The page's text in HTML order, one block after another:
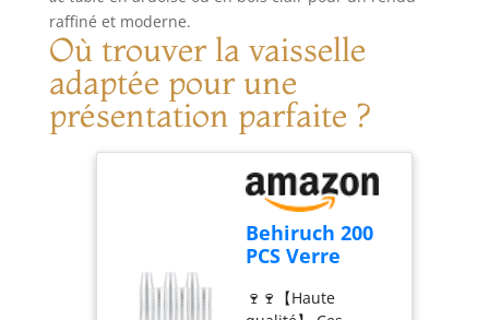
empilé plusieurs
le stockage et
économise de
l'espace.
【Conception de la
transparente et a
une conception
unique de bouche
inclinée. Tiramisu
présenter de
densité, ces
offrent une bonne
résistance au
poids, aux sauces,
au gras et à
charcuterie,
verrines, amuse-
bouches, petits
fours, pâtisseries,
plateau apéritif
raffiné et moderne.
Où trouver la vaisselle
adaptée pour une
présentation parfaite ?
Behiruch 200
PCS Verre
Plastique,30ml
🍷🍷【Haute